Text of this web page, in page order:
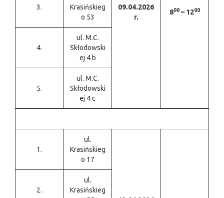
09.04.2026
r.
800 – 1200
3.
Krasińskieg
o 53
4.
ul. M.C.
Skłodowski
ej 4 b
5.
ul. M.C.
Skłodowski
ej 4 c
1.
ul.
Krasińskieg
o 17
2.
ul.
Krasińskieg